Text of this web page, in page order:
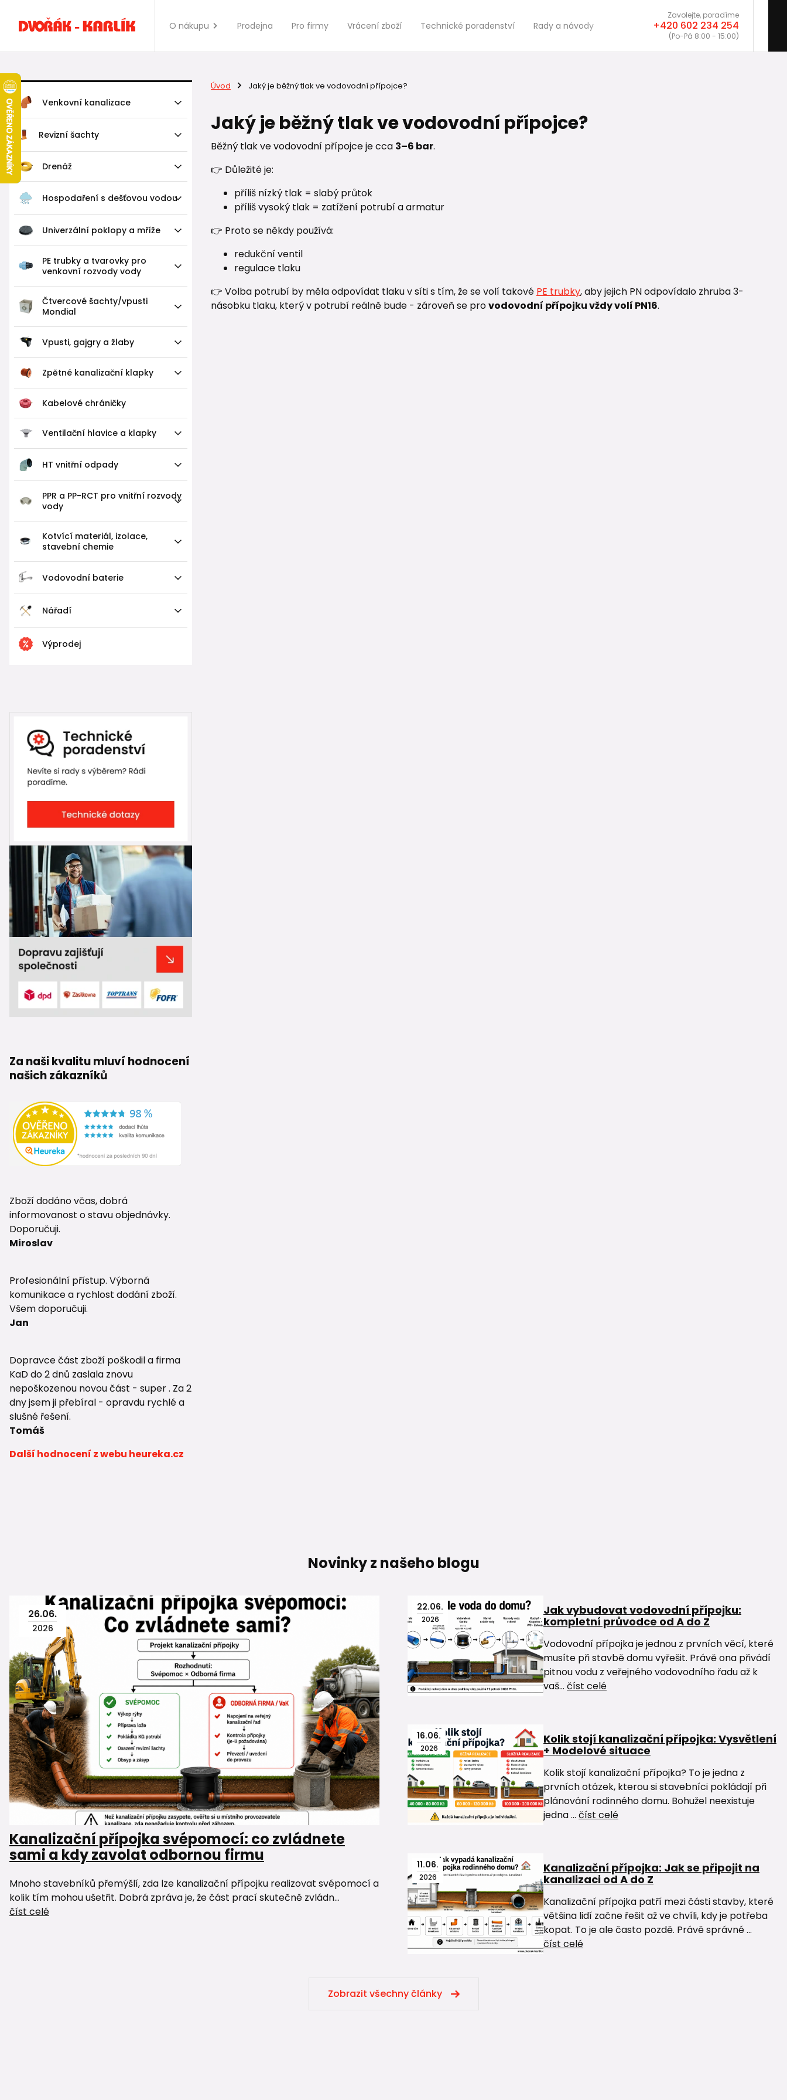
O nákupu Prodejna Pro firmy Vrácení zboží Technické poradenství Rady a návody
Zavolejte, poradíme
+420 602 234 254
(Po-Pá 8:00 - 15:00)
Venkovní kanalizace
Revizní šachty
Drenáž
Hospodaření s dešťovou vodou
Univerzální poklopy a mříže
PE trubky a tvarovky pro
venkovní rozvody vody
Čtvercové šachty/vpusti
Mondial
Vpusti, gajgry a žlaby
Zpětné kanalizační klapky
Kabelové chráničky
Ventilační hlavice a klapky
HT vnitřní odpady
PPR a PP-RCT pro vnitřní rozvody
vody
Kotvící materiál, izolace,
stavební chemie
Vodovodní baterie
Nářadí
Výprodej
Za naši kvalitu mluví hodnocení
našich zákazníků
Zboží dodáno včas, dobrá
informovanost o stavu objednávky.
Doporučuji.
Miroslav
Profesionální přístup. Výborná
komunikace a rychlost dodání zboží.
Všem doporučuji.
Jan
Dopravce část zboží poškodil a firma
KaD do 2 dnů zaslala znovu
nepoškozenou novou část - super . Za 2
dny jsem ji přebíral - opravdu rychlé a
slušné řešení.
Tomáš
Další hodnocení z webu heureka.cz
Úvod Jaký je běžný tlak ve vodovodní přípojce?
Jaký je běžný tlak ve vodovodní přípojce?
Běžný tlak ve vodovodní přípojce je cca 3–6 bar.
👉 Důležité je:
příliš nízký tlak = slabý průtok
příliš vysoký tlak = zatížení potrubí a armatur
👉 Proto se někdy používá:
redukční ventil
regulace tlaku
👉 Volba potrubí by měla odpovídat tlaku v síti s tím, že se volí takové PE trubky, aby jejich PN odpovídalo zhruba 3-
násobku tlaku, který v potrubí reálně bude - zároveň se provodovodní přípojku vždy volí PN16.
Novinky z našeho blogu
26.06.
2026
Kanalizační přípojka svépomocí: co zvládnete
sami a kdy zavolat odbornou firmu
Mnoho stavebníků přemýšlí, zda lze kanalizační přípojku realizovat svépomocí a
kolik tím mohou ušetřit. Dobrá zpráva je, že část prací skutečně zvládn...
číst celé
22.06.
2026
Jak vybudovat vodovodní přípojku:
kompletní průvodce od A do Z
Vodovodní přípojka je jednou z prvních věcí, které
musíte při stavbě domu vyřešit. Právě ona přivádí
pitnou vodu z veřejného vodovodního řadu až k
vaš... číst celé
16.06.
2026
Kolik stojí kanalizační přípojka: Vysvětlení
+ Modelové situace
Kolik stojí kanalizační přípojka? To je jedna z
prvních otázek, kterou si stavebníci pokládají při
plánování rodinného domu. Bohužel neexistuje
jedna ... číst celé
11.06.
2026
Kanalizační přípojka: Jak se připojit na
kanalizaci od A do Z
Kanalizační přípojka patří mezi části stavby, které
většina lidí začne řešit až ve chvíli, kdy je potřeba
kopat. To je ale často pozdě. Právě správné ...
číst celé
Zobrazit všechny články